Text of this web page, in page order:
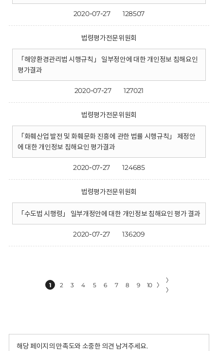
2020-07-27 128507
법령평가전문위원회
「해양환경관리법 시행규칙」 일부정안에 대한 개인정보 침해요인
평가결과
2020-07-27 127021
법령평가전문위원회
「화훼산업 발전 및 화훼문화 진흥에 관한 법률 시행규칙」 제정안
에 대한 개인정보 침해요인 평가결과
2020-07-27 124685
법령평가전문위원회
「수도법 시행령」 일부개정안에 대한 개인정보 침해요인 평가 결과
2020-07-27 136209
1 2 3 4 5 6 7 8 9 10 〉
〉
〉
해당 페이지의 만족도와 소중한 의견 남겨주세요.